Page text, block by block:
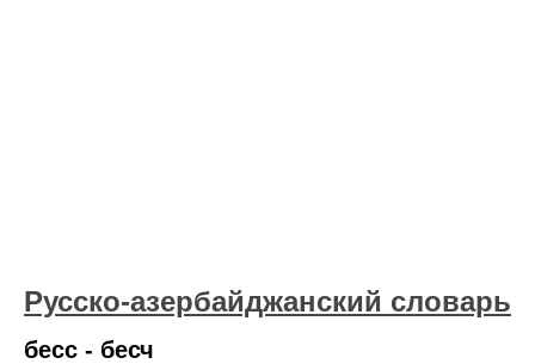
Русско-азербайджанский словарь
бесс - бесч